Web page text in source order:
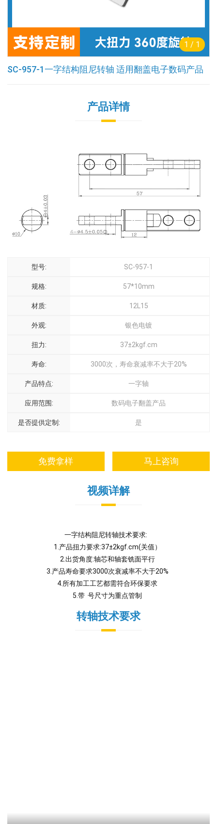
1 / 1
SC-957-1一字结构阻尼转轴 适用翻盖电子数码产品
产品详情
型号: SC-957-1
规格: 57*10mm
材质: 12L15
外观: 银色电镀
扭力: 37±2kgf.cm
寿命: 3000次，寿命衰减率不大于20%
产品特点: 一字轴
应用范围: 数码电子翻盖产品
是否提供定制: 是
免费拿样 马上咨询
视频详解
一字结构阻尼转轴技术要求:
1.产品扭力要求:37±2kgf.cm(关值）
2.出货角度:轴芯和轴套铣面平行
3.产品寿命要求3000次衰减率不大于20%
4.所有加工工艺都需符合环保要求
5.带 号尺寸为重点管制
转轴技术要求